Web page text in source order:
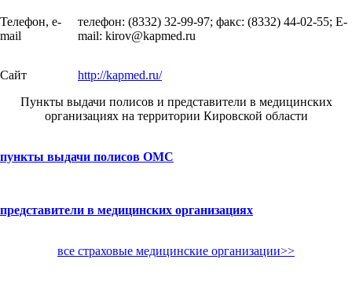
Телефон, e-
mail
телефон: (8332) 32-99-97; факс: (8332) 44-02-55; E-
mail: kirov@kapmed.ru
Сайт
http://kapmed.ru/
Пункты выдачи полисов и представители в медицинских
организациях на территории Кировской области
пункты выдачи полисов ОМС
представители в медицинских организациях
все страховые медицинские организации>>